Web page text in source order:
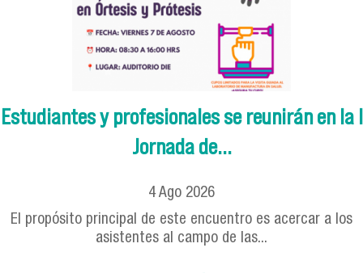
Estudiantes y profesionales se reunirán en la I
Jornada de...
4Ago 2026
El propósito principal de este encuentro es acercar a los
asistentes al campo de las...